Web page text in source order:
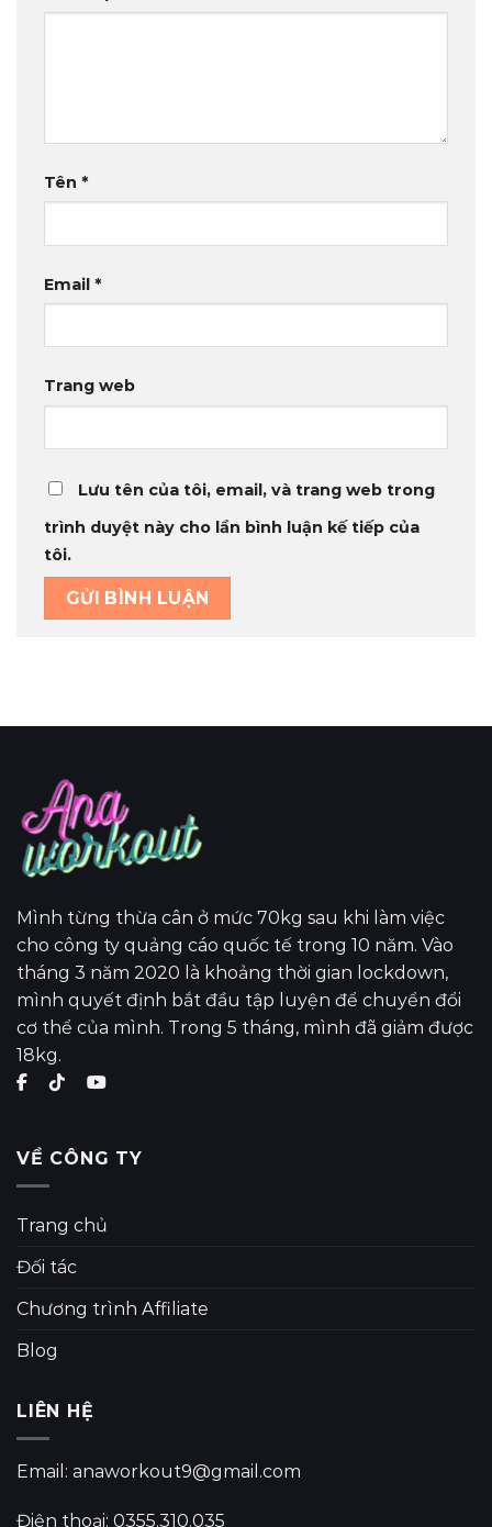
Tên *
Email *
Trang web
Lưu tên của tôi, email, và trang web trong
trình duyệt này cho lần bình luận kế tiếp của
tôi.
Mình từng thừa cân ở mức 70kg sau khi làm việc
cho công ty quảng cáo quốc tế trong 10 năm. Vào
tháng 3 năm 2020 là khoảng thời gian lockdown,
mình quyết định bắt đầu tập luyện để chuyển đổi
cơ thể của mình. Trong 5 tháng, mình đã giảm được
18kg.
VỀ CÔNG TY
Trang chủ
Đối tác
Chương trình Affiliate
Blog
LIÊN HỆ
Email: anaworkout9@gmail.com
Điện thoại: 0355.310.035